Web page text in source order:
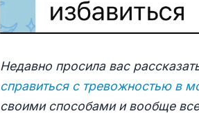
Недавно просила вас
справиться с тревожностью в
своими способами и вообще